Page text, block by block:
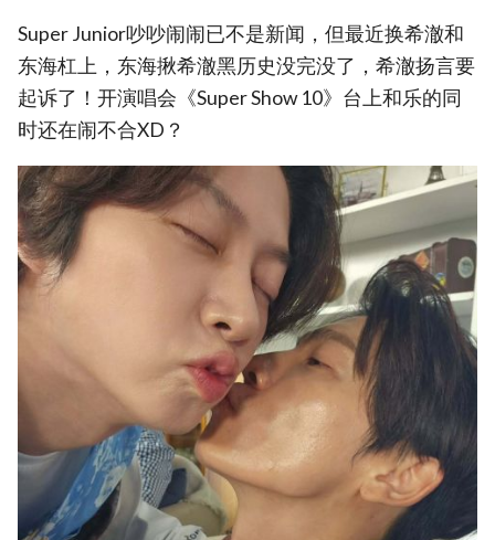
Super Junior吵吵闹闹已不是新闻，但最近换希澈和
东海杠上，东海揪希澈黑历史没完没了，希澈扬言要
起诉了！开演唱会《Super Show 10》台上和乐的同
时还在闹不合XD？